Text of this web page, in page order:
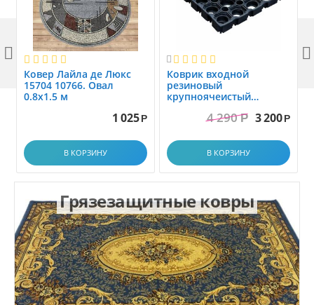
Ковер Лайла де Люкс
15704 10766. Овал
0.8x1.5 м
1 025 Р
В КОРЗИНУ

Коврик вxодной
резиновый
крупноячеистый
1.0x1.5 м4 290 Р 3 200 Р
В КОРЗИНУ
 
Грязезащитные ковры